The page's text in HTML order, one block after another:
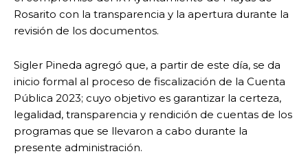
Rosarito con la transparencia y la apertura durante la
revisión de los documentos.
Sigler Pineda agregó que, a partir de este día, se da
inicio formal al proceso de fiscalización de la Cuenta
Pública 2023; cuyo objetivo es garantizar la certeza,
legalidad, transparencia y rendición de cuentas de los
programas que se llevaron a cabo durante la
presente administración.